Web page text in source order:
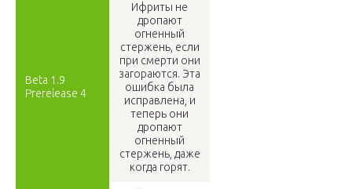
Beta 1.9
Prerelease 4
Ифриты не
дропают
огненный
стержень, если
при смерти они
загораются. Эта
ошибка была
исправлена, и
теперь они
дропают
огненный
стержень, даже
когда горят.